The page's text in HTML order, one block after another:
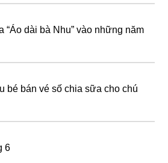
“Áo dài bà Nhu” vào những năm
bé bán vé số chia sữa cho chú
6